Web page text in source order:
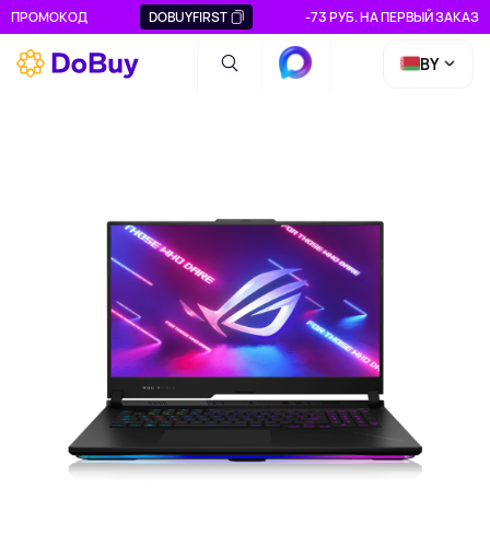
ПРОМОКОД DOBUYFIRST -73 РУБ. НА ПЕРВЫЙ ЗАКАЗ
BY